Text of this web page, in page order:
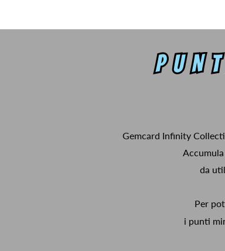
Gemcard Infinity
da
Per
i punti